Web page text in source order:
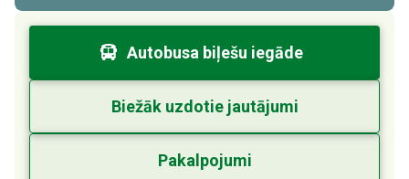
Autobusa biļešu iegāde
Biežāk uzdotie jautājumi
Pakalpojumi